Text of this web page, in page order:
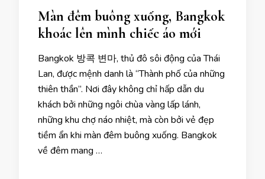
Màn đêm buông xuống, Bangkok
khoác lên mình chiếc áo mới
Bangkok 방콕 변마, thủ đô sôi động của Thái
Lan, được mệnh danh là “Thành phố của những
thiên thần”. Nơi đây không chỉ hấp dẫn du
khách bởi những ngôi chùa vàng lấp lánh,
những khu chợ náo nhiệt, mà còn bởi vẻ đẹp
tiềm ẩn khi màn đêm buông xuống. Bangkok
về đêm mang …